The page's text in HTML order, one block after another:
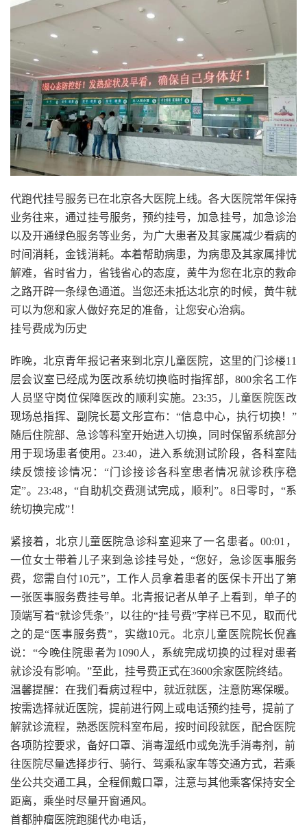
代跑代挂号服务已在北京各大医院上线。各大医院常年保持
业务往来，通过挂号服务，预约挂号，加急挂号，加急诊治
以及开通绿色服务等业务，为广大患者及其家属减少看病的
时间消耗，金钱消耗。本着帮助病患，为病患及其家属排忧
解难，省时省力，省钱省心的态度，黄牛为您在北京的救命
之路开辟一条绿色通道。当您还未抵达北京的时候，黄牛就
可以为您和家人做好充足的准备，让您安心治病。
挂号费成为历史
昨晚，北京青年报记者来到北京儿童医院，这里的门诊楼11
层会议室已经成为医改系统切换临时指挥部，800余名工作
人员坚守岗位保障医改的顺利实施。23:35，儿童医院医改
现场总指挥、副院长葛文彤宣布：“信息中心，执行切换！”
随后住院部、急诊等科室开始进入切换，同时保留系统部分
用于现场患者使用。23:40，进入系统测试阶段，各科室陆
续反馈接诊情况：“门诊接诊各科室患者情况就诊秩序稳
定”。23:48，“自助机交费测试完成，顺利”。8日零时，“系
统切换完成”！
紧接着，北京儿童医院急诊科室迎来了一名患者。00:01，
一位女士带着儿子来到急诊挂号处，“您好，急诊医事服务
费，您需自付10元”，工作人员拿着患者的医保卡开出了第
一张医事服务费挂号单。北青报记者从单子上看到，单子的
顶端写着“就诊凭条”，以往的“挂号费”字样已不见，取而代
之的是“医事服务费”，实缴10元。北京儿童医院院长倪鑫
说：“今晚住院患者为1090人，系统完成切换的过程对患者
就诊没有影响。”至此，挂号费正式在3600余家医院终结。
温馨提醒：在我们看病过程中，就近就医，注意防寒保暖。
按需选择就近医院，提前进行网上或电话预约挂号，提前了
解就诊流程，熟悉医院科室布局，按时间段就医，配合医院
各项防控要求，备好口罩、消毒湿纸巾或免洗手消毒剂，前
往医院尽量选择步行、骑行、驾乘私家车等交通方式，若乘
坐公共交通工具，全程佩戴口罩，注意与其他乘客保持安全
距离，乘坐时尽量开窗通风。
首都肿瘤医院跑腿代办电话，